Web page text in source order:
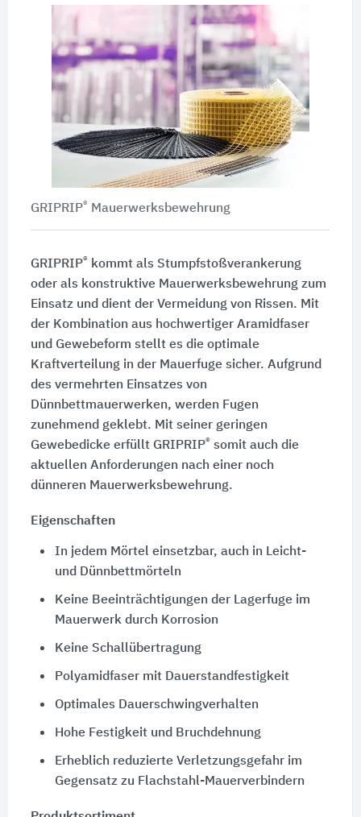
GRIPRIP® Mauerwerksbewehrung
GRIPRIP® kommt als Stumpfstoßverankerung
oder als konstruktive Mauerwerksbewehrung zum
Einsatz und dient der Vermeidung von Rissen. Mit
der Kombination aus hochwertiger Aramidfaser
und Gewebeform stellt es die optimale
Kraftverteilung in der Mauerfuge sicher. Aufgrund
des vermehrten Einsatzes von
Dünnbettmauerwerken, werden Fugen
zunehmend geklebt. Mit seiner geringen
Gewebedicke erfüllt GRIPRIP® somit auch die
aktuellen Anforderungen nach einer noch
dünneren Mauerwerksbewehrung.
Eigenschaften
In jedem Mörtel einsetzbar, auch in Leicht-
und Dünnbettmörteln
Keine Beeinträchtigungen der Lagerfuge im
Mauerwerk durch Korrosion
Keine Schallübertragung
Polyamidfaser mit Dauerstandfestigkeit
Optimales Dauerschwingverhalten
Hohe Festigkeit und Bruchdehnung
Erheblich reduzierte Verletzungsgefahr im
Gegensatz zu Flachstahl-Mauerverbindern